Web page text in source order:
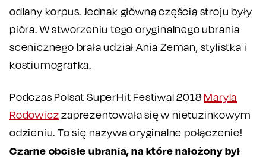
odlany korpus. Jednak główną częścią stroju były
pióra. W stworzeniu tego oryginalnego ubrania
scenicznego brała udział Ania Zeman, stylistka i
kostiumografka.
Podczas Polsat SuperHit Festiwal 2018 Maryla
Rodowiczzaprezentowała się w nietuzinkowym
odzieniu. To się nazywa oryginalne połączenie!
Czarne obcisłe ubrania, na które nałożony był